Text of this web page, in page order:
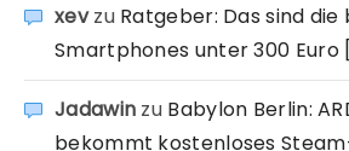
xevzu Ratgeber: Das sind die
Smartphones unter 300 Euro
Jadawin zu Babylon Berlin:
bekommt kostenloses